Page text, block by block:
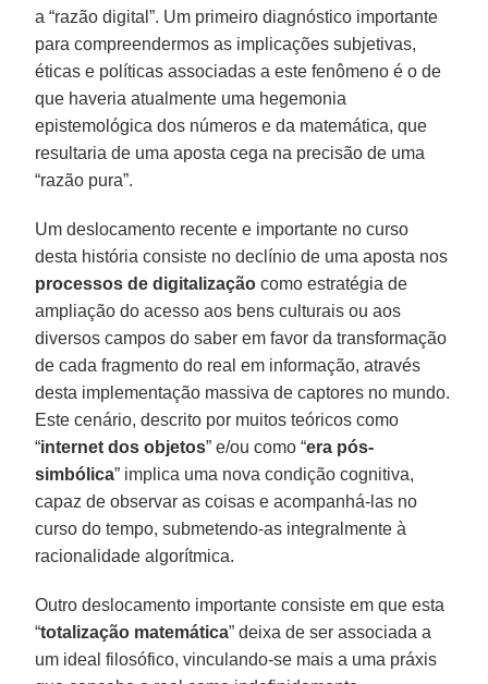
a “razão digital”. Um primeiro diagnóstico importante
para compreendermos as implicações subjetivas,
éticas e políticas associadas a este fenômeno é o de
que haveria atualmente uma hegemonia
epistemológica dos números e da matemática, que
resultaria de uma aposta cega na precisão de uma
“razão pura”.
Um deslocamento recente e importante no curso
desta história consiste no declínio de uma aposta nos
processos de digitalização como estratégia de
ampliação do acesso aos bens culturais ou aos
diversos campos do saber em favor da transformação
de cada fragmento do real em informação, através
desta implementação massiva de captores no mundo.
Este cenário, descrito por muitos teóricos como
“internet dos objetos” e/ou como “era pós-
simbólica” implica uma nova condição cognitiva,
capaz de observar as coisas e acompanhá-las no
curso do tempo, submetendo-as integralmente à
racionalidade algorítmica.
Outro deslocamento importante consiste em que esta
“totalização matemática” deixa de ser associada a
um ideal filosófico, vinculando-se mais a uma práxis